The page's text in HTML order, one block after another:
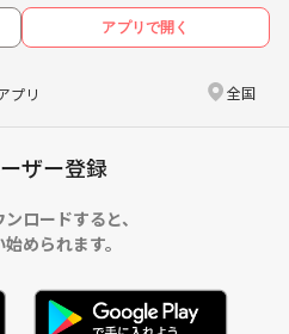
アプリで開く
プリ 全国
ザー登録
ロードすると、
められます。